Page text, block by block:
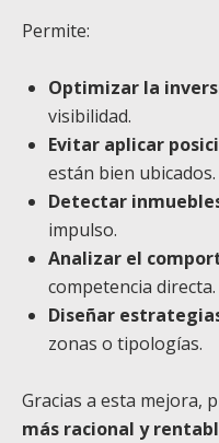
Permite:
Optimizar la
visibilidad.
Evitar aplicar
están bien ubicados.
Detectar
impulso.
Analizar el
competencia directa.
Diseñar
zonas o tipologías.
Gracias a esta mejora,
más racional y